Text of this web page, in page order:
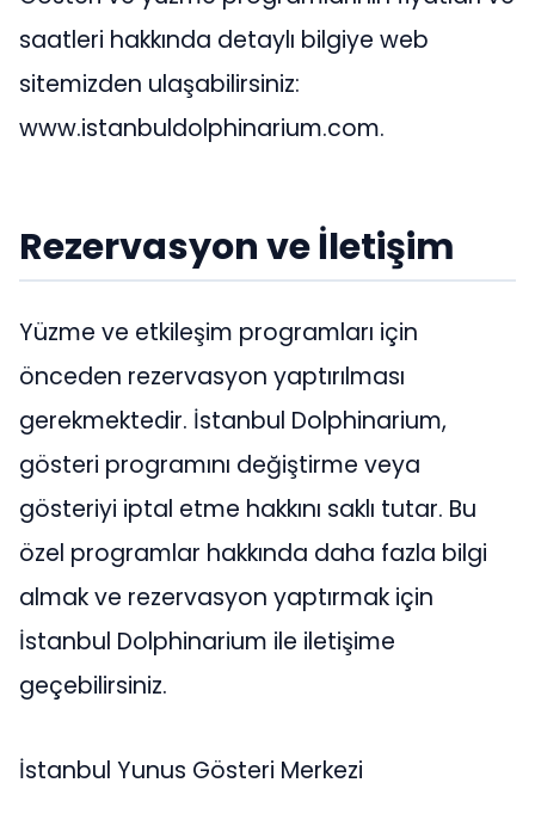
saatleri hakkında detaylı bilgiye web
sitemizden ulaşabilirsiniz:
www.istanbuldolphinarium.com.
Rezervasyon ve İletişim
Yüzme ve etkileşim programları için
önceden rezervasyon yaptırılması
gerekmektedir. İstanbul Dolphinarium,
gösteri programını değiştirme veya
gösteriyi iptal etme hakkını saklı tutar. Bu
özel programlar hakkında daha fazla bilgi
almak ve rezervasyon yaptırmak için
İstanbul Dolphinarium ile iletişime
geçebilirsiniz.
İstanbul Yunus Gösteri Merkezi